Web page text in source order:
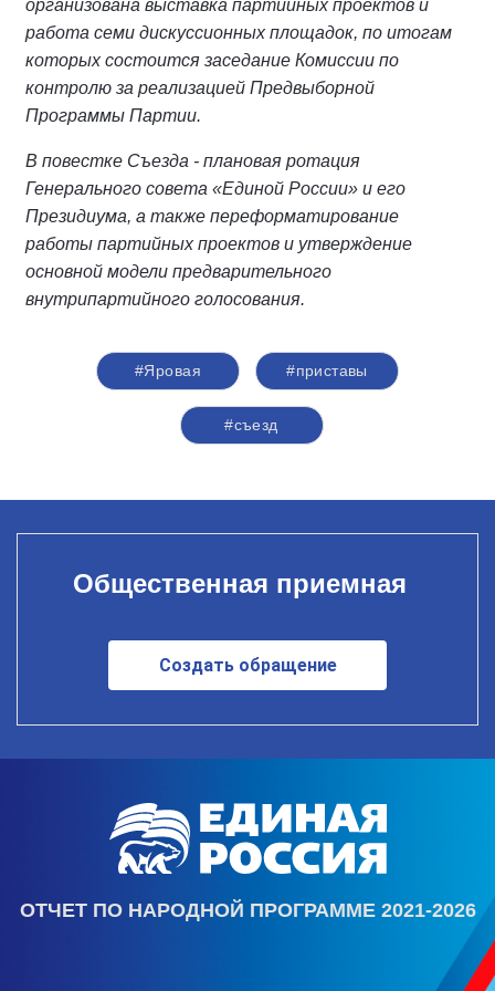
организована выставка партийных проектов и
работа семи дискуссионных площадок, по итогам
которых состоится заседание Комиссии по
контролю за реализацией Предвыборной
Программы Партии.
В повестке Съезда - плановая ротация
Генерального совета «Единой России» и его
Президиума, а также переформатирование
работы партийных проектов и утверждение
основной модели предварительного
внутрипартийного голосования.
#Яровая #приставы
#съезд
Общественная приемная
Создать обращение
ОТЧЕТ ПО НАРОДНОЙ ПРОГРАММЕ 2021-2026